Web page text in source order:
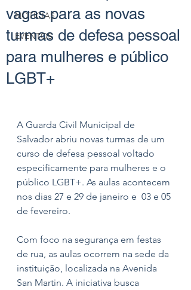
NOTÍCIAS
EVENTOS
vagas para as novas
turmas de defesa pessoal
para mulheres e público
LGBT+
A Guarda Civil Municipal de
Salvador abriu novas turmas de um
curso de defesa pessoal voltado
especificamente para mulheres e o
público LGBT+. As aulas acontecem
nos dias 27 e 29 de janeiro e  03 e 05
de fevereiro.
Com foco na segurança em festas
de rua, as aulas ocorrem na sede da
instituição, localizada na Avenida
San Martin. A iniciativa busca